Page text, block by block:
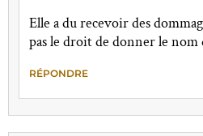
Elle a du recevoir des
pas le droit de donner le nom
RÉPONDRE